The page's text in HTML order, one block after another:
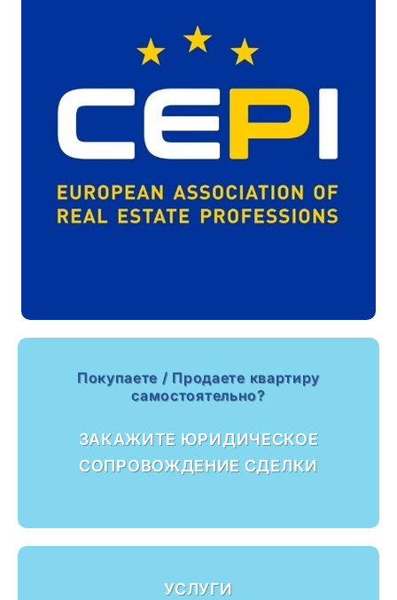
Покупаете / Продаете квартиру
самостоятельно?
ЗАКАЖИТЕ ЮРИДИЧЕСКОЕ
СОПРОВОЖДЕНИЕ СДЕЛКИ
УСЛУГИ